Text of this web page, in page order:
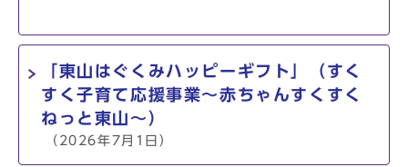
「東山はぐくみハッピーギフト」（すく
すく子育て応援事業～赤ちゃんすくすく
ねっと東山～）
（2026年7月1日）